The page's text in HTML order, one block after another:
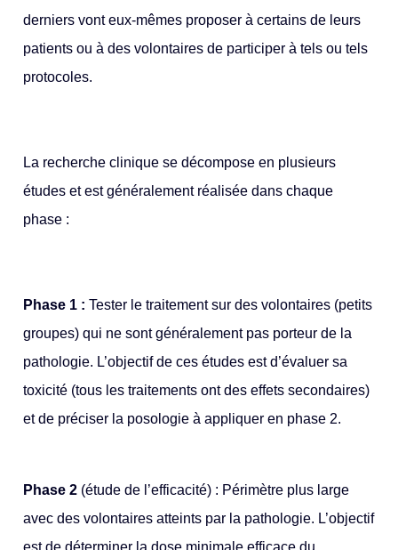
derniers vont eux-mêmes proposer à certains de leurs
patients ou à des volontaires de participer à tels ou tels
protocoles.
La recherche clinique se décompose en plusieurs
études et est généralement réalisée dans chaque
phase :
Phase 1 : Tester le traitement sur des volontaires (petits
groupes) qui ne sont généralement pas porteur de la
pathologie. L’objectif de ces études est d’évaluer sa
toxicité (tous les traitements ont des effets secondaires)
et de préciser la posologie à appliquer en phase 2.
Phase 2 (étude de l’efficacité) : Périmètre plus large
avec des volontaires atteints par la pathologie. L’objectif
est de déterminer la dose minimale efficace du